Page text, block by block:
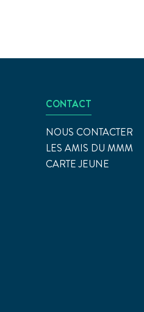
CONTACT
NOUS CONTACTER
LES AMIS DU MMM
CARTE JEUNE